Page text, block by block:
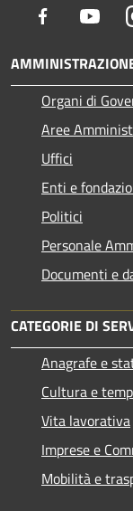
Facebook
Organi di
Aree
Uffici
Enti e
Politici
Personale
Documenti e
CATEGORIE DI
Anagrafe e
Cultura e
Vita lavorativa
Imprese e
Mobilità e